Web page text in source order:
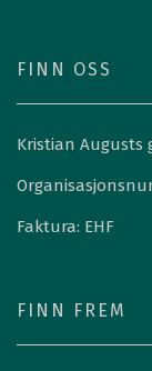
FINN OSS
Kristian Augusts
Faktura: EHF
FINN FREM